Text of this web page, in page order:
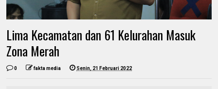
Lima Kecamatan dan 61 Kelurahan Masuk
Zona Merah
0 fakta media Senin, 21 Februari 2022